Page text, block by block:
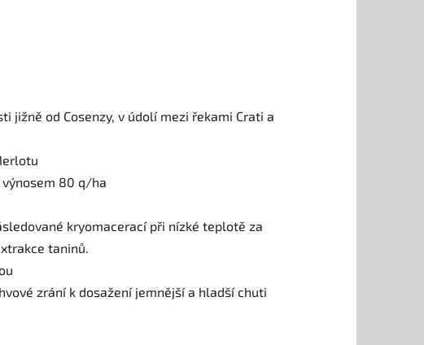
jižně od Cosenzy, v údolí mezi řekami Crati a
výnosem 80 q/ha
kryomacerací při nízké teplotě za
taninů.
zrání k dosažení jemnější a hladší chuti